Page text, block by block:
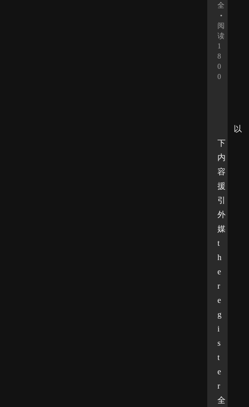
全
•
阅
读
1
8
0
0
以
下
内
容
援
引
外
媒
t
h
e
r
e
g
i
s
t
e
r
全